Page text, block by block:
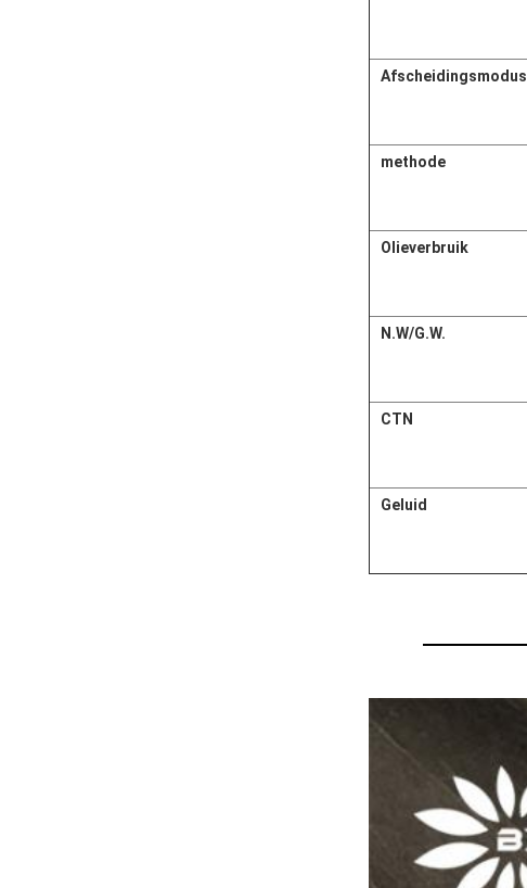
Afscheidingsmodus
methode
Olieverbruik
N.W/G.W.
CTN
Geluid